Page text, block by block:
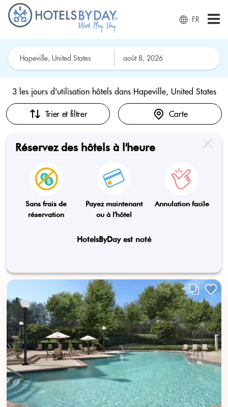
FR
3 les jours d'utilisation hôtels dans Hapeville, United States
Trier et filtrer Carte
Réservez des hôtels à l'heure
Sans frais de
réservation
Payez maintenant
ou à l'hôtel
Annulation facile
HotelsByDay est noté